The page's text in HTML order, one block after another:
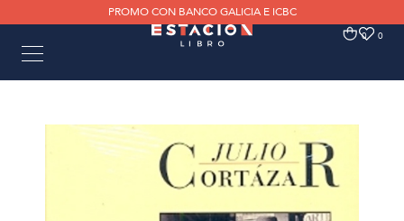
PROMO CON BANCO GALICIA E ICBC
0 0